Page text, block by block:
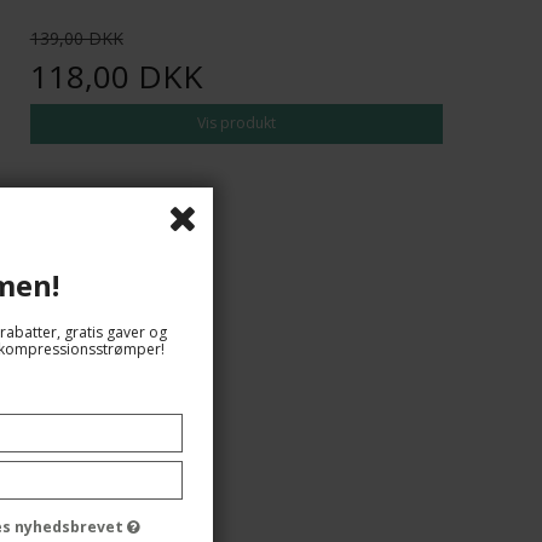
139,00 DKK
118,00 DKK
Vis produkt
gratis gaver og
nyhedsbrevet